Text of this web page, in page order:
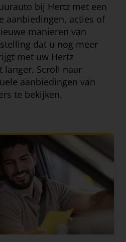
bij Hertz met een
aanbiedingen, acties of
manieren van
dat u nog meer
met uw Hertz
langer. Scroll naar
aanbiedingen van
te bekijken.